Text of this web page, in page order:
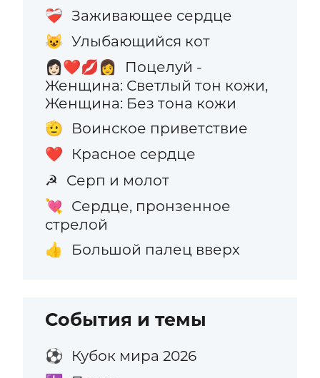
❤️‍🩹 Заживающее сердце
😺 Улыбающийся кот
👩🏻‍❤️‍💋‍👩
Поцелуй -
Женщина: Светлый тон кожи,
Женщина: Без тона кожи
🫡 Воинское приветствие
❤️ Красное сердце
☭ Серп и молот
💘
Сердце, пронзенное
стрелой
👍 Большой палец вверх
События и темы
⚽ Кубок мира 2026